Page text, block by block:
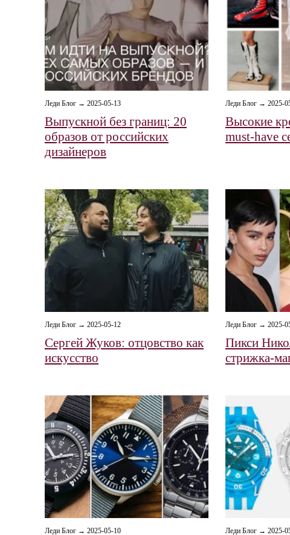
Леди Блог → 2025-05-13
Выпускной без границ: 20
образов от российских
дизайнеров
Леди Блог → 2025-
Высокие
must-have
Леди Блог → 2025-05-12
Сергей Жуков: отцовство как
искусство
Леди Блог → 2025-
Пикси
стрижка-
Леди Блог → 2025-05-10 Леди Блог → 2025-